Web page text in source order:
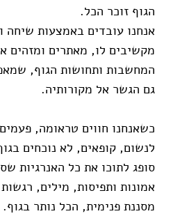
הגוף זוכר הכל.
אנחנו עובדים באמצעות שיחה
מקשיבים לו, מאתרים ומזהים
המחשבות ותחושות הגוף,
גם הגשר אל מקורותיה.
כשאנחנו חווים טראומה,
לנשום, קופאים, לא נוכחים
סופג לתוכו את כל האנרגיות
אמונות ותפיסות, מילים,
מסננת פנימית, הכל נותר